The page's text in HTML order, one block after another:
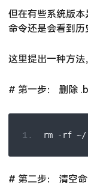
但在有些系统版
命令还是会看到历
这里提出一种方法
# 第一步： 删除
rm - rf ~/
# 第二步： 清空